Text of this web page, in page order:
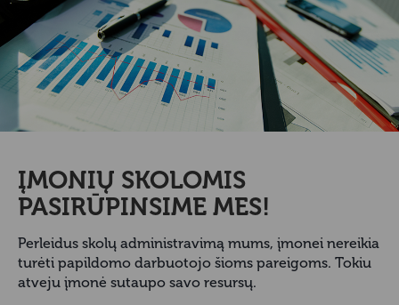
ĮMONIŲ SKOLOMIS
PASIRŪPINSIME MES!
Perleidus skolų administravimą mums, įmonei nereikia
turėti papildomo darbuotojo šioms pareigoms. Tokiu
atveju įmonė sutaupo savo resursų.